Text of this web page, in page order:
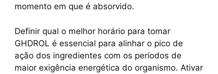
momento em que é absorvido.
Definir qual o melhor horário para tomar
GHDROL é essencial para alinhar o pico de
ação dos ingredientes com os períodos de
maior exigência energética do organismo. Ativar